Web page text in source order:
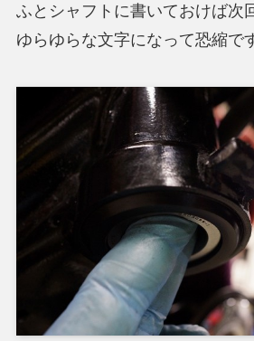
ふとシャフトに書いておけば次
ゆらゆらな文字になって恐縮で